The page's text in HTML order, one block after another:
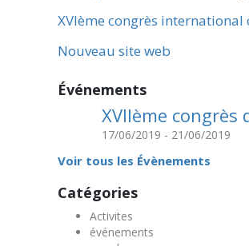
XVIème congrès international
Nouveau site web
Événements
XVIIème
17/06/2019 - 21/06/2019
Voir tous les Évènements
Catégories
Activites
événements